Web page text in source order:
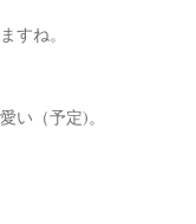
すね。
い（予定)。